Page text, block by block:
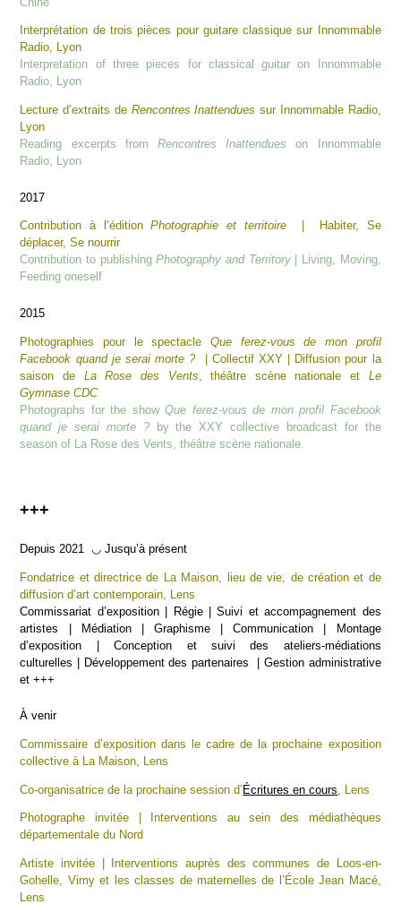
Interprétation de trois pièces pour guitare classique sur Innommable
Radio, Lyon
Interpretation of three pieces for classical guitar on Innommable
Radio, Lyon
Lecture d’extraits de Rencontres Inattendues sur Innommable Radio,
Lyon
Reading excerpts from Rencontres Inattendues on Innommable
Radio, Lyon
2017
Contribution à l’éditionPhotographie et territoire| Habiter, Se
déplacer, Se nourrir
Contribution to publishingPhotography and Territory| Living, Moving,
Feeding oneself
2015
Photographies pour le spectacle Que ferez-vous de mon profil
Facebook quand je serai morte ? | Collectif XXY | Diffusion pour la
saison de La Rose des Vents , théâtre scène nationale et Le
Gymnase CDC
Photographs for the showQue ferez-vous de mon profil Facebook
quand je serai morte ?by the XXY collective broadcast for the
season of La Rose des Vents, théâtre scène nationale.
+++
Depuis 2021 ◡ Jusqu’à présent
Fondatrice et directrice de La Maison, lieu de vie, de création et de
diffusion d’art contemporain, Lens
Commissariat d’exposition | Régie | Suivi et accompagnement des
artistes | Médiation | Graphisme | Communication | Montage
d’exposition | Conception et suivi des ateliers-médiations
culturelles | Développement des partenaires
| Gestion administrative
et +++
À venir
Commissaire d’exposition dans le cadre de la prochaine exposition
collective à La Maison, Lens
Co-organisatrice de la prochaine session d’Écritures en cours , Lens
Photographe invitée | Interventions au sein des médiathèques
départementale du Nord
Artiste invitée | Interventions auprès des communes de Loos-en-
Gohelle, Vimy et les classes de maternelles de l’École Jean Macé,
Lens